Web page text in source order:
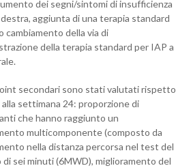
dei segni/sintomi di insufficienza
aggiunta di una terapia standard
cambiamento della via di
della terapia standard per IAP a
secondari sono stati valutati rispetto
alla settimana 24: proporzione di
che hanno raggiunto un
multicomponente (composto da
nella distanza percorsa nel test del
di sei minuti (6MWD), miglioramento del